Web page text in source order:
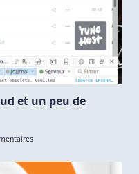
et un peu de
Sur